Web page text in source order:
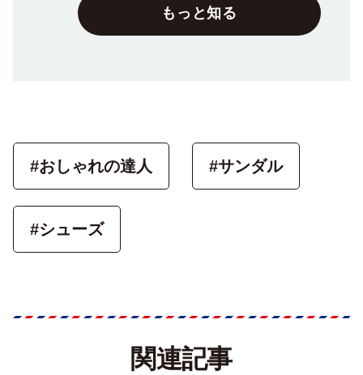
もっと知る
#おしゃれの達人 #サンダル
#シューズ
関連記事